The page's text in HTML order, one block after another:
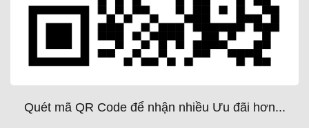
Quét mã QR Code để nhận nhiều Ưu đãi hơn...